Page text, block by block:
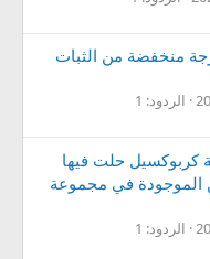
منخفضة من الثبات
الردود: 1
حلت فيها
الموجودة في مجموعة
الردود: 1